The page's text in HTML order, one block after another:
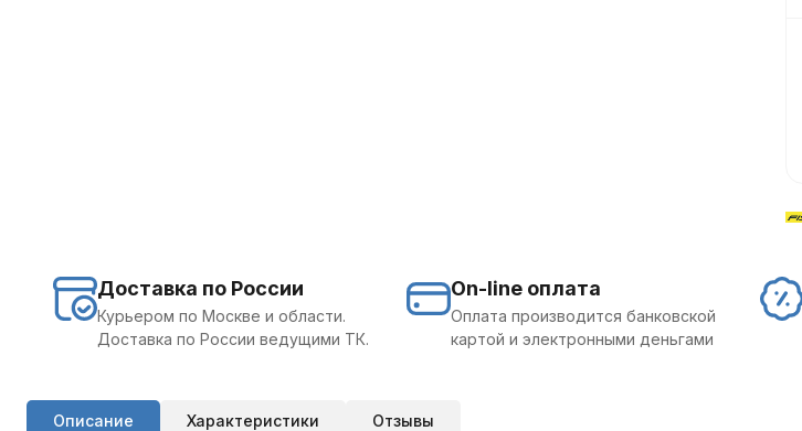
Доставка по России
Курьером по Москве и области.
Доставка по России ведущими ТК.
On-line оплата
Оплата производится банковской
картой и электронными деньгами
Описание Характеристики Отзывы